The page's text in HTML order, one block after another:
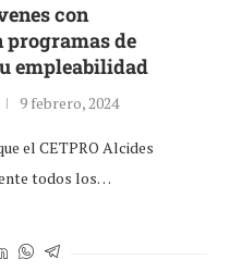
con
programas de
empleabilidad
9 febrero, 2024
el CETPRO Alcides
todos los…